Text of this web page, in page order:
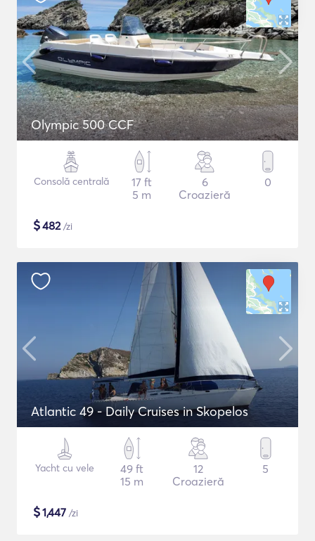
Olympic 500 CCF
Consolă centrală
17 ft
5 m
6
Croazieră
0
$482/zi
Atlantic 49 - Daily Cruises in Skopelos
Yacht cu vele
49 ft
15 m
12
Croazieră
5
$1,447 /zi